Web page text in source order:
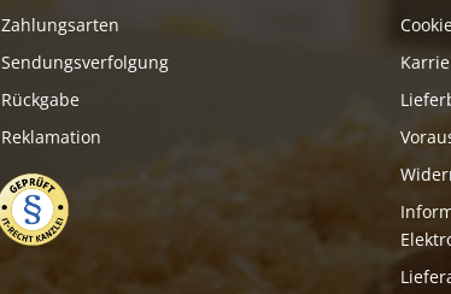
Zahlungsarten
Sendungsverfolgung
Rückgabe
Reklamation